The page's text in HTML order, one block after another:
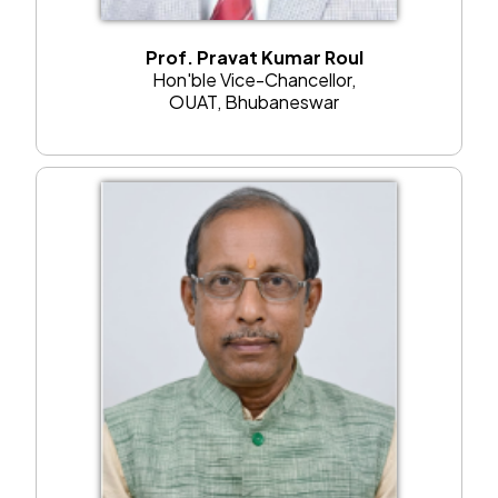
------------------------
ଆଲୁମିନିଅମ ଫସଫଇଜ ଟାବଲେଟ ଏକ ଟନ ଧାନ ପିଛା 3ଟି କନାରେ ଗୁଡେଇ
------------------------
ପିଆଜ ତଳି ଗୁଡିକ 12-15 ସେମି ଉଚ୍ଚା କିମ୍ବା 45 ଦିନିଆ ହୋଇଗଲେ
ଉପରବେଳା ଉପାଡି ମୁଖ୍ୟ ଜମିରେ ଲଗାନ୍ତୁ
------------------------
ପିଆଜ ବିହନ ବୁଣିବ ପୂର୍ବରୁ ଏକ କିଲୋ ମଞ୍ଜି ରେ 1 ଗ୍ରାମ ବାଭିଷ୍ଟିନ ସହିତ 2
ଗ୍ରାମ ଥିରାମ ଔଷଧ ମିଶାଇ ବିହନ ବିଶୋଧନ କରନ୍ତୁ |
------------------------
ରବି ମୁଗ, ମସୁର, ମଟର , ଓ ବୁଟ, ଫସଲ ଶୀଘ୍ର ବୁଣନ୍ତୁ | ମଟର ଓ ବୁଟ ଫସଲ
ନଭେମ୍ବର ଶେଷ ପର୍ଯ୍ୟନ୍ତ ଲଗାଯାଇ ପାରିବ |
------------------------
ଅଣଜଳସେଚିତ ଜମିରେ ମାଟିର ବତର ଦେଖି ସେପ୍ଟେମ୍ବର ମାସ ଶେଷ ସପ୍ତାହ ରୁ
ଅକ୍ଟୋବର ମାସ ଦ୍ଵିତୀୟ ସପ୍ତାହ ପର୍ଯ୍ୟନ୍ତ ସୋରିଷ ଫସଲ ବୁଣନ୍ତୁ |
------------------------
ଶୀତ ଦିନିଆ ଚାଷ କରିବା ପୂର୍ବରୁ ମୃତିକା ପରୀକ୍ଷା କରେଇ ନିଅନ୍ତୁ ଏବଂ ମୃତିକା
Prof. Pravat Kumar Roul
Hon'ble Vice-Chancellor,
OUAT, Bhubaneswar